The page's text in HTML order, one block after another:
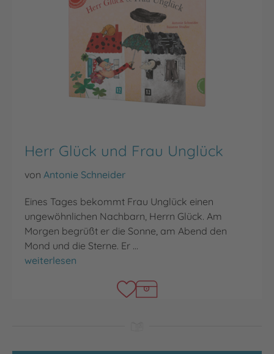
Herr Glück und Frau Unglück
von Antonie Schneider
Eines Tages bekommt Frau Unglück einen
ungewöhnlichen Nachbarn, Herrn Glück. Am
Morgen begrüßt er die Sonne, am Abend den
Mond und die Sterne. Er …
Herr Glück und Frau Unglück
weiterlesen